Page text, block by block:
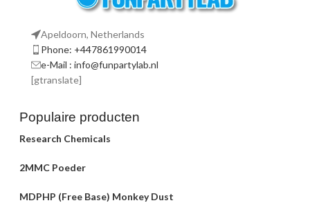
Apeldoorn, Netherlands
Phone: +447861990014
e-Mail : info@funpartylab.nl
[gtranslate]
Populaire producten
Research Chemicals
2MMC Poeder
MDPHP (Free Base) Monkey Dust